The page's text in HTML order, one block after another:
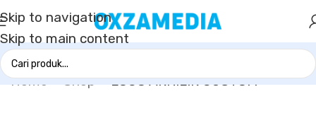
Skip to navigation
Skip to main content
Home»Shop»LOGO AKRILIK CUSTOM